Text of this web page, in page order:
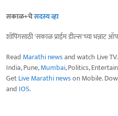
सकाळ+चेसदस्य व्हा
शॉपिंगसाठी 'सकाळ प्राईम डील्स'च्या भन्नाट
Read Marathi newsand watch Live TV.
India, Pune,Mumbai, Politics,
GetLive Marathi newson Mobile.
and IOS.